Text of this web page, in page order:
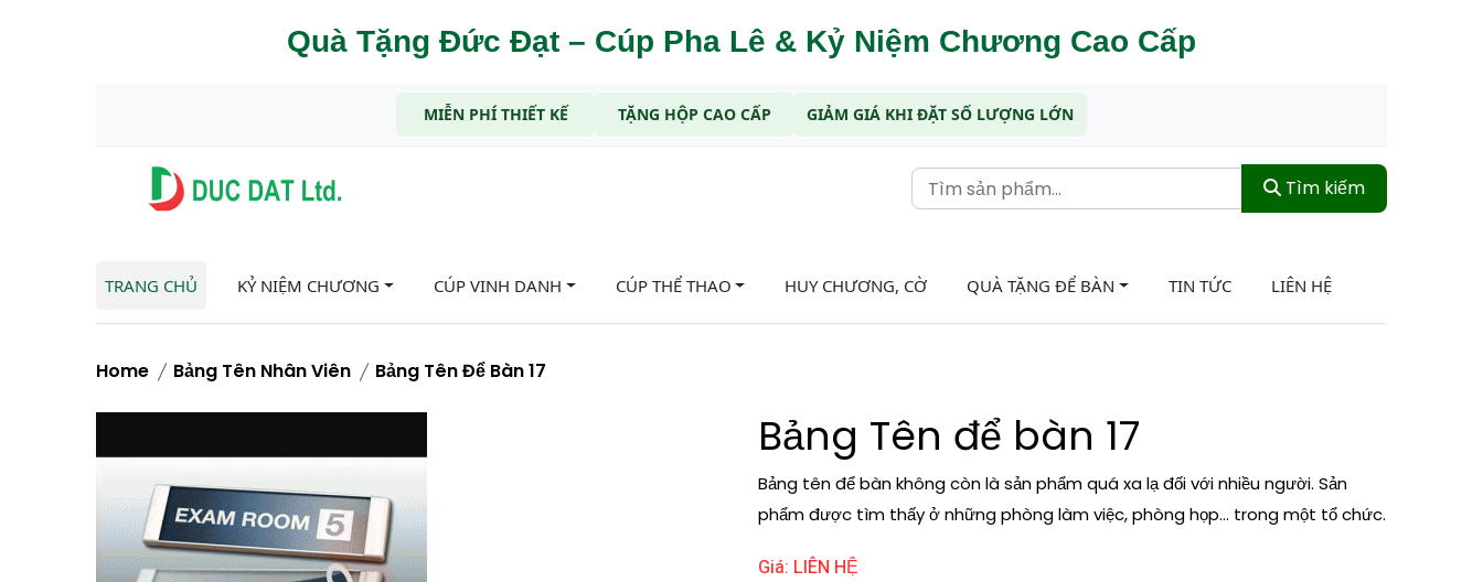
Quà Tặng Đức Đạt – Cúp Pha Lê & Kỷ Niệm Chương Cao Cấp
MIỄN PHÍ THIẾT KẾ TẶNG HỘP CAO CẤP GIẢM GIÁ KHI ĐẶT SỐ LƯỢNG LỚN
Tìm kiếm
TRANG CHỦ KỶ NIỆM CHƯƠNG CÚP VINH DANH CÚP THỂ THAO HUY CHƯƠNG, CỜ QUÀ TẶNG ĐỂ BÀN TIN TỨC LIÊN HỆ
Home Bảng Tên Nhân Viên Bảng Tên Để Bàn 17
Bảng Tên để bàn 17
Bảng tên để bàn không còn là sản phẩm quá xa lạ đối với nhiều người. Sản
phẩm được tìm thấy ở những phòng làm việc, phòng họp... trong một tổ chức.
Giá: LIÊN HỆ